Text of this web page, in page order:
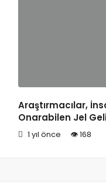
Araştırmacılar,
Onarabilen Jel
1 yıl önce 168